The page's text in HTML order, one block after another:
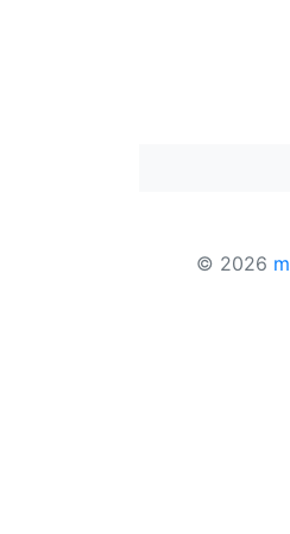
© 2026